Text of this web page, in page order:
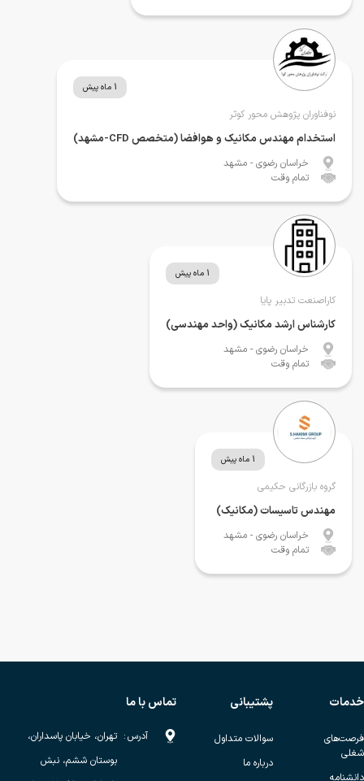
1 ماه پیش
نوفناوران پژوهش محور کوثر
استخدام مهندس مکانیک و هوافضا (متخصص CFD-مشهد)
خراسان رضوی - مشهد
تمام وقت
1 ماه پیش
کاراصنعت تدبیر پایا
کارشناس ارشد مکانیک (واحد مهندسی)
خراسان رضوی - مشهد
تمام وقت
1 ماه پیش
گروه بازرگانی حکیمی
مهندس تاسیسات (مکانیک)
خراسان رضوی - مشهد
تمام وقت
خدمات
فرصت‌های
شغلی
دانشنامه
پشتیبانی
سوالات متداول
درباره ما
تماس با ما
آدرس: تهران، خیابان پاسداران،
بوستان ششم، نبش